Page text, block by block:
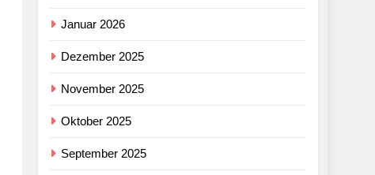
Januar 2026
Dezember 2025
November 2025
Oktober 2025
September 2025